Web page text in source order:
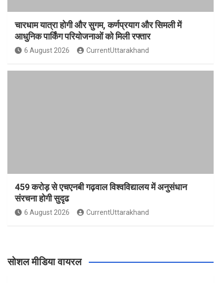
चारधाम यात्रा होगी और सुगम, कर्णप्रयाग और सिमली में
आधुनिक पार्किंग परियोजनाओं को मिली रफ्तार
6 August 2026 CurrentUttarakhand
459 करोड़ से एचएनबी गढ़वाल विश्वविद्यालय में अनुसंधान
संरचना होगी सुदृढ
6 August 2026 CurrentUttarakhand
सोशल मीडिया वायरल